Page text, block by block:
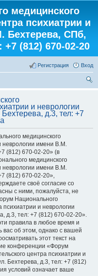
медицинского
психиатрии и
Бехтерева, СПб,
(812) 670-02-20
Вход
Регистрация
и неврологии
д.3, тел: +7
медицинского
неврологии имени В.М.
(812) 670-02-20» (в
медицинского
неврологии имени В.М.
(812) 670-02-20»,
своё согласие со
с ними, пожалуйста, не
Национального
психиатрии и неврологии
д.3, тел: +7 (812) 670-02-20».
правила в любое время и
об этом, однако с вашей
этот текст на
конференции «Форум
центра психиатрии и
Бехтерева, д.3, тел: +7 (812)
условий означает ваше